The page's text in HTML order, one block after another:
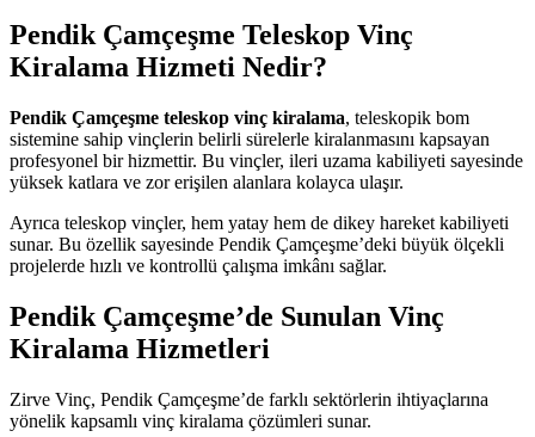
Pendik Çamçeşme Teleskop Vinç
Kiralama Hizmeti Nedir?
Pendik Çamçeşme teleskop vinç kiralama, teleskopik bom
sistemine sahip vinçlerin belirli sürelerle kiralanmasını kapsayan
profesyonel bir hizmettir. Bu vinçler, ileri uzama kabiliyeti sayesinde
yüksek katlara ve zor erişilen alanlara kolayca ulaşır.
Ayrıca teleskop vinçler, hem yatay hem de dikey hareket kabiliyeti
sunar. Bu özellik sayesinde Pendik Çamçeşme’deki büyük ölçekli
projelerde hızlı ve kontrollü çalışma imkânı sağlar.
Pendik Çamçeşme’de Sunulan Vinç
Kiralama Hizmetleri
Zirve Vinç, Pendik Çamçeşme’de farklı sektörlerin ihtiyaçlarına
yönelik kapsamlı vinç kiralama çözümleri sunar.